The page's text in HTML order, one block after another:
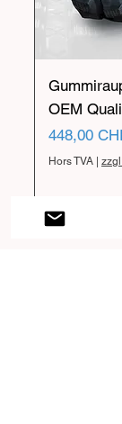
OEM
Prix
448,00
Hors TVA |